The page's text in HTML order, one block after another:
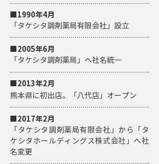
■1990年4月
「タケシタ調剤薬局有限会社」設立
■2005年6月
「タケシタ調剤薬局」へ社名統一
■2013年2月
熊本県に初出店。「八代店」オープン
■2017年2月
「タケシタ調剤薬局有限会社」から「タ
ケシタホールディングス株式会社」へ社
名変更